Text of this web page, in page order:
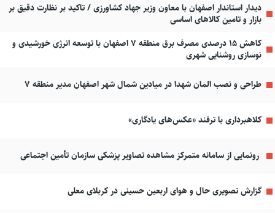
دیدار استاندار اصفهان با معاون وزیر جهاد کشاورزی / تاکید بر نظارت دقیق بر
بازار و تامین کالاهای اساسی
کاهش ۱۵ درصدی مصرف برق منطقه ۷ اصفهان با توسعه انرژی خورشیدی و
نوسازی روشنایی شهری
طراحی و نصب المان شهدا در میادین شمال شهر اصفهان مدیر منطقه ۷
کلاهبرداری با ترفند «عکس‌های یادگاری»
رونمایی از سامانه متمرکز مشاهده تصاویر پزشکی سازمان تأمین اجتماعی
گزارش تصویری حال و هوای اربعین حسینی در کربلای معلی